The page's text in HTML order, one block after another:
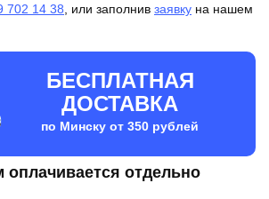
702 14 38 , или заполнив заявку на нашем
БЕСПЛАТНАЯ
ДОСТАВКА
по Минску от 350 рублей
оплачивается отдельно